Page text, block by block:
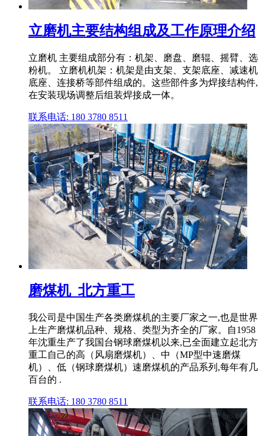
立磨机主要结构组成及工作原理介绍
立磨机 主要组成部分有：机架、磨盘、磨辊、摇臂、选
粉机。 立磨机机架：机架是由支架、支架底座、减速机
底座、连接桥等部件组成的。这些部件多为焊接结构件,
在安装现场调整后组装焊接成一体。
联系电话: 180 3780 8511
磨煤机_北方重工
我公司是中国生产各类磨煤机的主要厂家之一,也是世界
上生产磨煤机品种、规格、类型为齐全的厂家。自1958
年沈重生产了我国台钢球磨煤机以来,已全面建立起北方
重工自己的高（风扇磨煤机）、中（MP型中速磨煤
机）、低（钢球磨煤机）速磨煤机的产品系列,每年有几
百台的 .
联系电话: 180 3780 8511